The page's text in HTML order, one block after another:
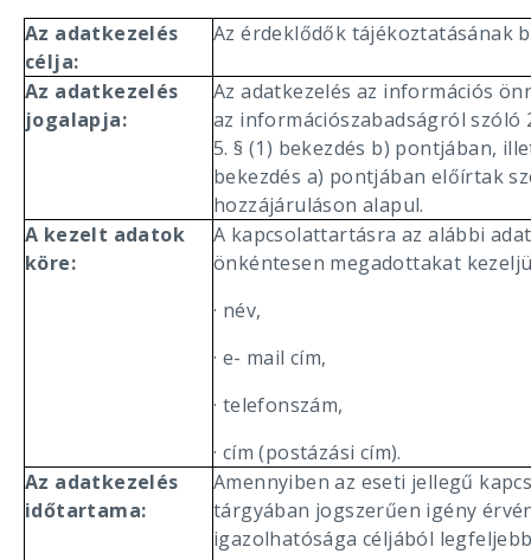
Az adatkezelés
célja:
Az érdeklődők tájékoztatásának
Az adatkezelés
jogalapja:
Az adatkezelés az információs
az információszabadságról szóló
5. § (1) bekezdés b) pontjában,
bekezdés a) pontjában előírtak
hozzájáruláson alapul.
A kezelt adatok
köre:
A kapcsolattartásra az alábbi
önkéntesen megadottakat
· név,
· e- mail cím,
· telefonszám,
· cím (postázási cím).
Az adatkezelés
időtartama:
Amennyiben az eseti jellegű
tárgyában jogszerűen igény
igazolhatósága céljából